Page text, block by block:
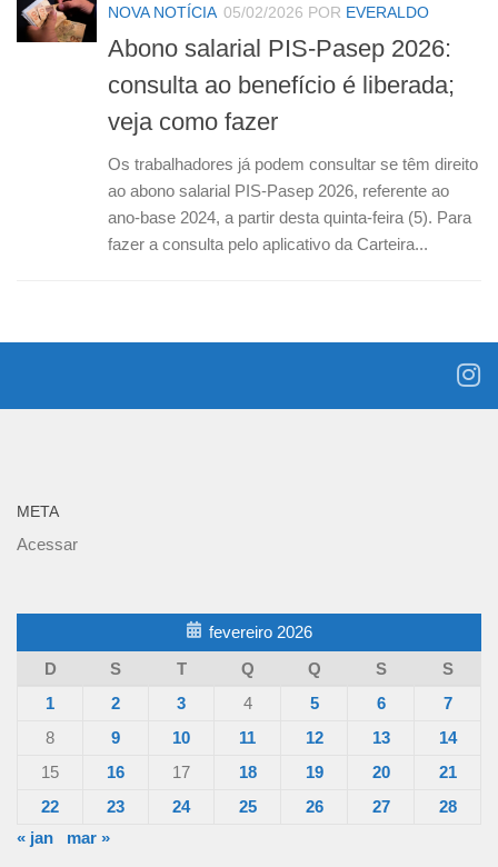
NOVA NOTÍCIA 05/02/2026 POR EVERALDO
Abono salarial PIS-Pasep 2026:
consulta ao benefício é liberada;
veja como fazer
Os trabalhadores já podem consultar se têm direito
ao abono salarial PIS-Pasep 2026, referente ao
ano-base 2024, a partir desta quinta-feira (5). Para
fazer a consulta pelo aplicativo da Carteira...
META
Acessar
fevereiro 2026
D
S T Q Q S
S
1
2 3 4 5 6
7
8
9 10 11 12 13
14
15
16 17 18 19 20
21
22
23 24 25 26 27
28
« jan
mar »